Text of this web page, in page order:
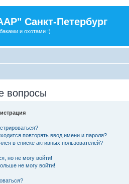
Санкт-Петербург
и охотами :)
вопросы
повторять ввод имени и пароля?
в списке активных пользователей?
но не могу войти!
не могу войти!